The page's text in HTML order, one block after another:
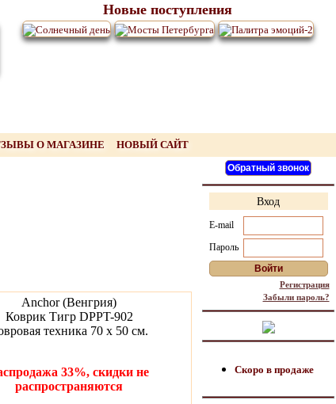
Новые поступления
О МАГАЗИНЕ НОВЫЙ САЙТ
Anchor (Венгрия)
Коврик Тигр DPPT-902
техника 70 х 50 см.
33%, скидки не
распространяются
Вход
E-mail
Пароль
Регистрация
Забыли пароль?
Скоро в продаже